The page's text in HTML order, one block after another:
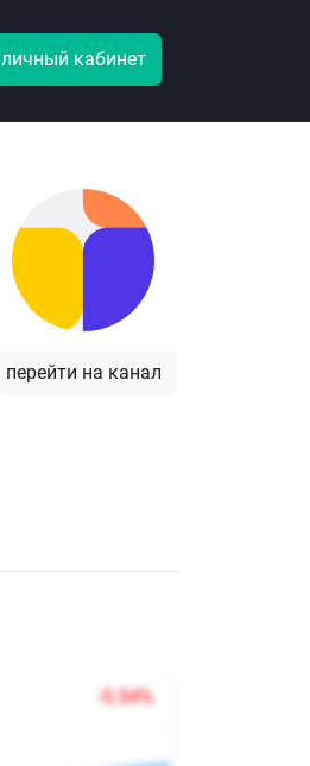
личный кабинет
перейти на канал